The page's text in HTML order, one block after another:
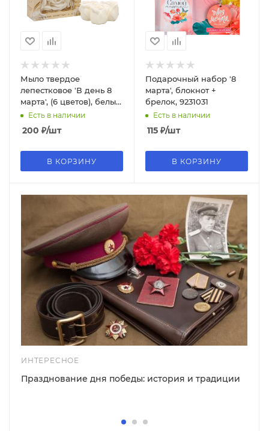
Мыло твердое
лепестковое 'В день 8
марта', (6 цветов), белый
цвет, 9775464
Есть в наличии
200 ₽/шт
В КОРЗИНУ
Подарочный набор '8
марта', блокнот +
брелок, 9231031
Есть в наличии
115 ₽/шт
В КОРЗИНУ
ИНТЕРЕСНОЕ
Празднование дня победы: история и традиции